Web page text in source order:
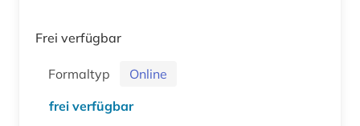
Frei verfügbar
Formaltyp
Online
frei verfügbar